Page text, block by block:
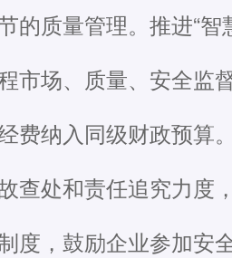
的质量管理。推进“
市场、质量、安全监
费纳入同级财政预算
查处和责任追究力度
度，鼓励企业参加安